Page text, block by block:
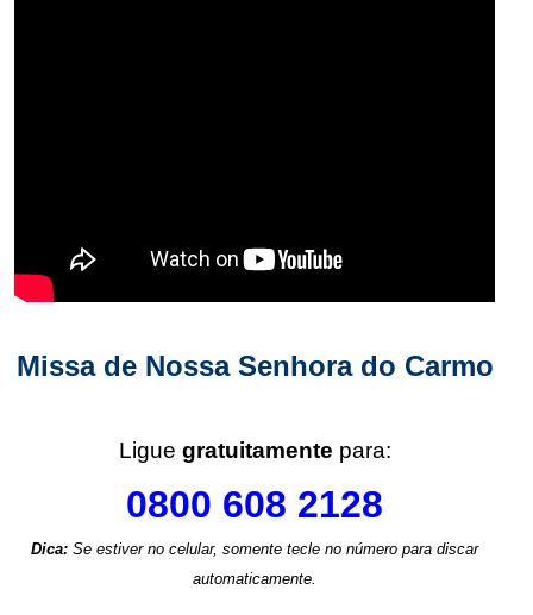
Missa de Nossa Senhora do Carmo
Ligue gratuitamente para:
0800 608 2128
Dica: Se estiver no celular, somente tecle no número para discar
automaticamente.